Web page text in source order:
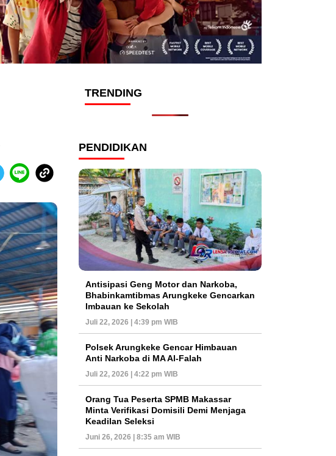
TRENDING
PENDIDIKAN
Antisipasi Geng Motor dan Narkoba,
Bhabinkamtibmas Arungkeke Gencarkan
Imbauan ke Sekolah
Juli 22, 2026 | 4:39 pm WIB
Polsek Arungkeke Gencar Himbauan
Anti Narkoba di MA Al-Falah
Juli 22, 2026 | 4:22 pm WIB
Orang Tua Peserta SPMB Makassar
Minta Verifikasi Domisili Demi Menjaga
Keadilan Seleksi
Juni 26, 2026 | 8:35 am WIB